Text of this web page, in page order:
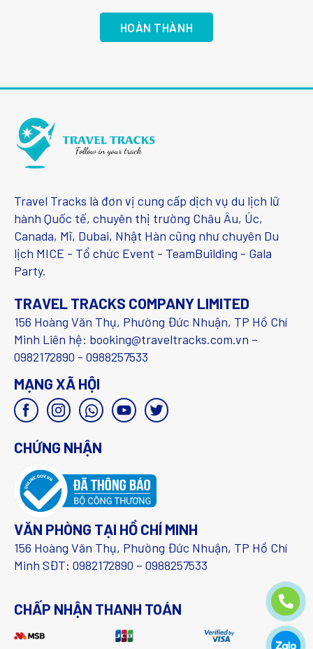
Travel Tracks là đơn vị cung cấp dịch vụ du lịch lữ
hành Quốc tế, chuyên thị trường Châu Âu, Úc,
Canada, Mĩ, Dubai, Nhật Hàn cũng như chuyên Du
lịch MICE - Tổ chức Event - TeamBuilding - Gala
Party.
TRAVEL TRACKS COMPANY LIMITED
156 Hoàng Văn Thụ, Phường Đức Nhuận, TP Hồ Chí
Minh Liên hệ: booking@traveltracks.com.vn –
0982172890 - 0988257533
MẠNG XÃ HỘI
CHỨNG NHẬN
VĂN PHÒNG TẠI HỒ CHÍ MINH
156 Hoàng Văn Thụ, Phường Đức Nhuận, TP Hồ Chí
Minh SĐT: 0982172890 – 0988257533
CHẤP NHẬN THANH TOÁN